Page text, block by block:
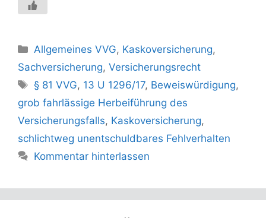
Kategorien
Allgemeines VVG, Kaskoversicherung,
Sachversicherung, Versicherungsrecht
Schlagwörter
§ 81 VVG, 13 U 1296/17, Beweiswürdigung,
grob fahrlässige Herbeiführung des
Versicherungsfalls, Kaskoversicherung,
schlichtweg unentschuldbares Fehlverhalten
Kommentar hinterlassen